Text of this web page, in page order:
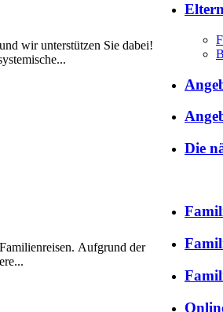
wir unterstützen Sie dabei!
Die
Aufgrund der